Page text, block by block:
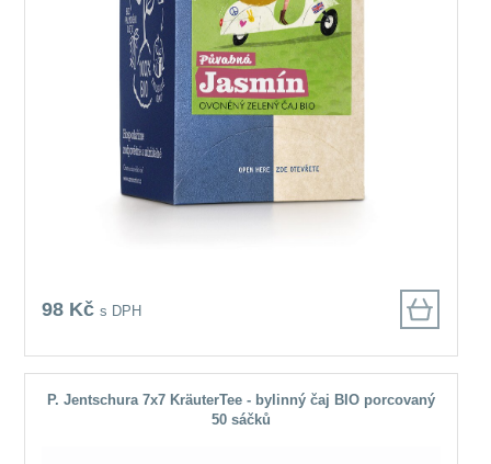
98 Kčs DPH
P. Jentschura 7x7 KräuterTee - bylinný čaj BIO porcovaný
50 sáčků